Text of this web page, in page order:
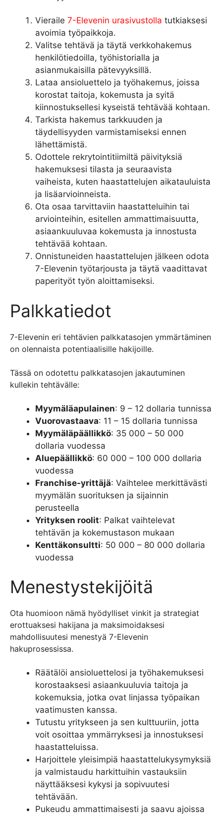
Vieraile 7-Elevenin urasivustolla tutkiaksesi
avoimia työpaikkoja.
Valitse tehtävä ja täytä verkkohakemus
henkilötiedoilla, työhistorialla ja
asianmukaisilla pätevyyksillä.
Lataa ansioluettelo ja työhakemus, joissa
korostat taitoja, kokemusta ja syitä
kiinnostuksellesi kyseistä tehtävää kohtaan.
Tarkista hakemus tarkkuuden ja
täydellisyyden varmistamiseksi ennen
lähettämistä.
Odottele rekrytointitiimiltä päivityksiä
hakemuksesi tilasta ja seuraavista
vaiheista, kuten haastattelujen aikatauluista
ja lisäarvioinneista.
Ota osaa tarvittaviin haastatteluihin tai
arviointeihin, esitellen ammattimaisuutta,
asiaankuuluvaa kokemusta ja innostusta
tehtävää kohtaan.
Onnistuneiden haastattelujen jälkeen odota
7-Elevenin työtarjousta ja täytä vaadittavat
paperityöt työn aloittamiseksi.
Palkkatiedot
7-Elevenin eri tehtävien palkkatasojen ymmärtäminen
on olennaista potentiaalisille hakijoille.
Tässä on odotettu palkkatasojen jakautuminen
kullekin tehtävälle:
Myymäläapulainen: 9 – 12 dollaria tunnissa
Vuorovastaava: 11 – 15 dollaria tunnissa
Myymäläpäällikkö: 35 000 – 50 000
dollaria vuodessa
Aluepäällikkö: 60 000 – 100 000 dollaria
vuodessa
Franchise-yrittäjä: Vaihtelee merkittävästi
myymälän suorituksen ja sijainnin
perusteella
Yrityksen roolit: Palkat vaihtelevat
tehtävän ja kokemustason mukaan
Kenttäkonsultti: 50 000 – 80 000 dollaria
vuodessa
Menestystekijöitä
Ota huomioon nämä hyödylliset vinkit ja strategiat
erottuaksesi hakijana ja maksimoidaksesi
mahdollisuutesi menestyä 7-Elevenin
hakuprosessissa.
Räätälöi ansioluettelosi ja työhakemuksesi
korostaaksesi asiaankuuluvia taitoja ja
kokemuksia, jotka ovat linjassa työpaikan
vaatimusten kanssa.
Tutustu yritykseen ja sen kulttuuriin, jotta
voit osoittaa ymmärryksesi ja innostuksesi
haastatteluissa.
Harjoittele yleisimpiä haastattelukysymyksiä
ja valmistaudu harkittuihin vastauksiin
näyttääksesi kykysi ja sopivuutesi
tehtävään.
Pukeudu ammattimaisesti ja saavu ajoissa